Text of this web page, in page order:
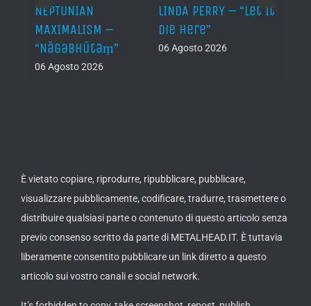
NEPTUNIAN
MAXIMALISM –
“Nāgabhūtaṃ”
06 Agosto 2026
LINDA PERRY – “Let It
Die Here”
06 Agosto 2026
È vietato copiare, riprodurre, ripubblicare, pubblicare,
visualizzare pubblicamente, codificare, tradurre, trasmettere o
distribuire qualsiasi parte o contenuto di questo articolo senza
previo consenso scritto da parte di METALHEAD.IT. È tuttavia
liberamente consentito pubblicare un link diretto a questo
articolo sui vostro canali e social network.